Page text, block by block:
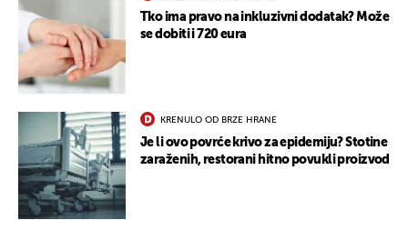
Tko ima pravo na inkluzivni dodatak? Može
se dobiti i 720 eura
KRENULO OD BRZE HRANE
Je li ovo povrće krivo za epidemiju? Stotine
zaraženih, restorani hitno povukli proizvod